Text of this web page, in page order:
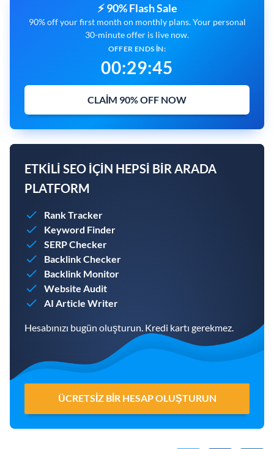
⚡ 90% Flash Sale
90% off your first month on monthly plans. Your personal
30-minute offer is live now.
OFFER ENDS IN:
00:29:44
CLAIM 90% OFF NOW
ETKILI SEO IÇIN HEPSI BIR ARADA
PLATFORM
Rank Tracker
Keyword Finder
SERP Checker
Backlink Checker
Backlink Monitor
Website Audit
AI Article Writer
Hesabınızı bugün oluşturun. Kredi kartı gerekmez.
ÜCRETSIZ BIR HESAP OLUŞTURUN